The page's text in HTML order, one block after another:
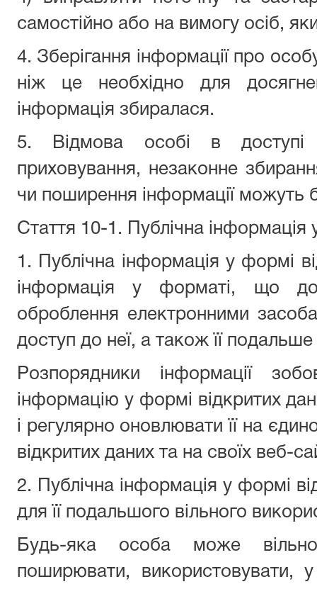
самостійно або на вимогу осіб,
4. Зберігання інформації про
ніж це необхідно для
інформація збиралася.
5. Відмова особі в доступі
приховування, незаконне
чи поширення інформації можуть
Стаття 10-1. Публічна інформація
1. Публічна інформація у формі
інформація у форматі, що
оброблення електронними
доступ до неї, а також її
Розпорядники інформації
інформацію у формі відкритих
і регулярно оновлювати її на
відкритих даних та на своїх веб-
2. Публічна інформація у формі
для її подальшого вільного
Будь-яка особа може вільно
поширювати, використовувати,